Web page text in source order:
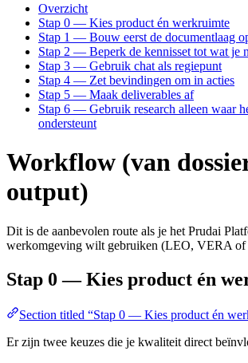
Overzicht
Stap 0 — Kies product én werkruimte
Stap 1 — Bouw eerst de documentlaag
Stap 2 — Beperk de kennisset tot wat je
Stap 3 — Gebruik chat als regiepunt
Stap 4 — Zet bevindingen om in acties
Stap 5 — Maak deliverables af
Stap 6 — Gebruik research alleen waar
ondersteunt
Workflow (van
output)
Dit is de aanbevolen route als je het Prudai
werkomgeving wilt gebruiken (LEO, VERA
Stap 0 — Kies product én
Section titled “Stap 0 — Kies product én
Er zijn twee keuzes die je kwaliteit direct